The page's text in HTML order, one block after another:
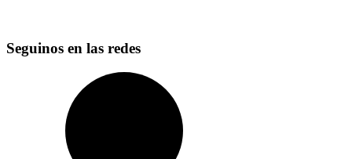
Seguinos en las redes